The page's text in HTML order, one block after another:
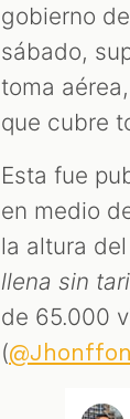
gobierno
sábado,
toma
que cubre
Esta fue
en medio
la altura
llena sin
de 65.000
(